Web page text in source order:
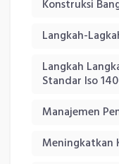
Konstruksi
Langkah-
Langkah
Standar Iso
Manajemen
Meningkatkan